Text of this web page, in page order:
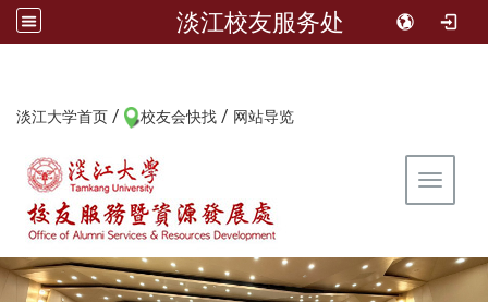
淡江校友服务处
淡江大学首页 / 校友会快找 / 网站导览
Toggle